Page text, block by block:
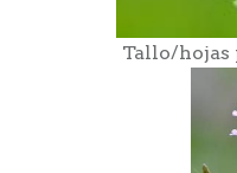
Tallo/hojas